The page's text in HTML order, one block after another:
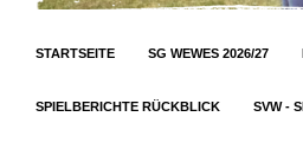
STARTSEITE SG WEWES 2026/27
SPIELBERICHTE RÜCKBLICK SVW -